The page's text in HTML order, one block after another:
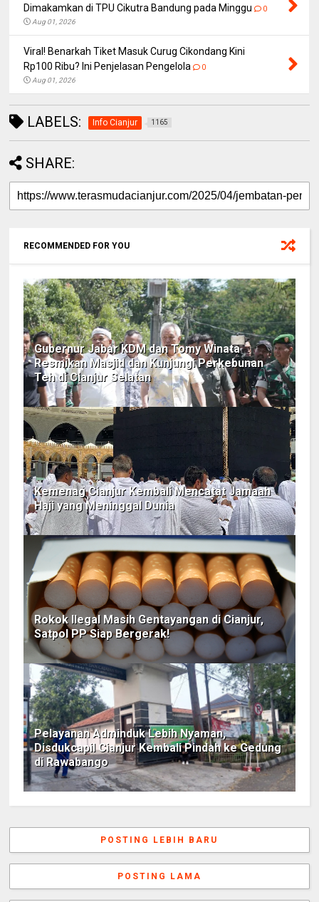
Dimakamkan di TPU Cikutra Bandung pada Minggu
0
Aug 01, 2026
Viral! Benarkah Tiket Masuk Curug Cikondang Kini
Rp100 Ribu? Ini Penjelasan Pengelola
0
Aug 01, 2026
LABELS: Info Cianjur 1165
SHARE:
RECOMMENDED FOR YOU
Gubernur Jabar KDM dan Tomy Winata
Resmikan Masjid dan Kunjungi Perkebunan
Teh di Cianjur Selatan
Kemenag Cianjur Kembali Mencatat Jamaah
Haji yang Meninggal Dunia
Rokok Ilegal Masih Gentayangan di Cianjur,
Satpol PP Siap Bergerak!
Pelayanan Adminduk Lebih Nyaman,
Disdukcapil Cianjur Kembali Pindah ke Gedung
di Rawabango
POSTING LEBIH BARU
POSTING LAMA